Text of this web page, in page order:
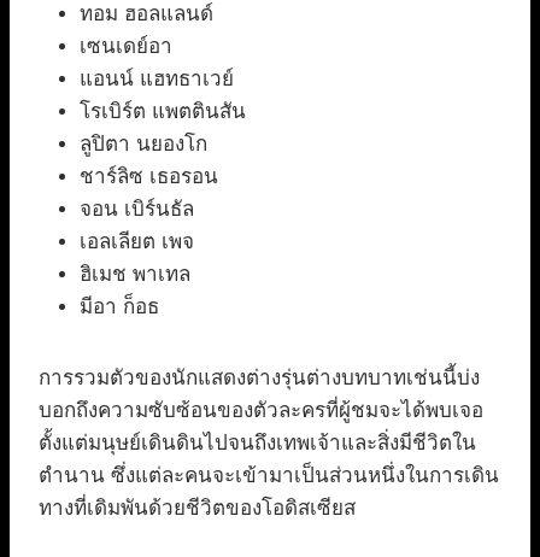
ทอม ฮอลแลนด์
เซนเดย์อา
แอนน์ แฮทธาเวย์
โรเบิร์ต แพตตินสัน
ลูปิตา นยองโก
ชาร์ลิซ เธอรอน
จอน เบิร์นธัล
เอลเลียต เพจ
ฮิเมช พาเทล
มีอา ก็อธ
การรวมตัวของนักแสดงต่างรุ่นต่างบทบาทเช่นนี้บ่ง
บอกถึงความซับซ้อนของตัวละครที่ผู้ชมจะได้พบเจอ
ตั้งแต่มนุษย์เดินดินไปจนถึงเทพเจ้าและสิ่งมีชีวิตใน
ตำนาน ซึ่งแต่ละคนจะเข้ามาเป็นส่วนหนึ่งในการเดิน
ทางที่เดิมพันด้วยชีวิตของโอดิสเซียส